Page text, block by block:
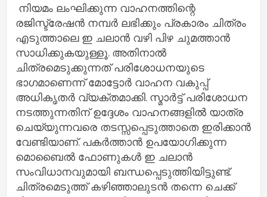
നിയമം ലംഘിക്കുന്ന വാഹനത്തിന്റെ
രജിസ്ട്രേഷൻ നമ്പർ ലഭിക്കും പ്രകാരം ചിത്രം
എടുത്താലെ ഇ ചലാൻ വഴി പിഴ ചുമത്താൻ
സാധിക്കുകയുള്ളൂ. അതിനാൽ
ചിത്രമെടുക്കുന്നത് പരിശോധനയുടെ
ഭാഗമാണെന്ന് മോട്ടോർ വാഹന വകുപ്പ്
അധികൃതർ വ്യക്തമാക്കി. സ്മാർട്ട് പരിശോധന
നടത്തുന്നതിന് ഉദ്ദേശം വാഹനങ്ങളിൽ യാത്ര
ചെയ്യുന്നവരെ തടസ്സപ്പെടുത്താതെ ഇരിക്കാൻ
വേണ്ടിയാണ്. പകർത്താൻ ഉപയോഗിക്കുന്ന
മൊബൈൽ ഫോണുകൾ ഇ ചലാൻ
സംവിധാനവുമായി ബന്ധപ്പെടുത്തിയിട്ടുണ്ട്.
ചിത്രമെടുത്ത് കഴിഞ്ഞാലുടൻ തന്നെ ചെക്ക്